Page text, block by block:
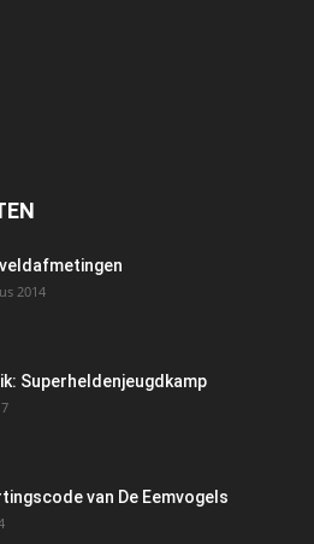
2014
Superheldenjeugdkamp
van De Eemvogels